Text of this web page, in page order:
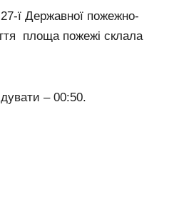
ї Державної пожежно-
площа пожежі склала
– 00:50.